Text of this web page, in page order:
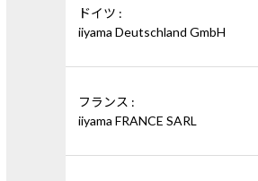
ドイツ :
iiyama Deutschland GmbH
フランス :
iiyama FRANCE SARL